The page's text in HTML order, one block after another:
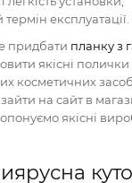
експлуатації.
придбати планку з
якісні
косметичних
на сайт в
якісні